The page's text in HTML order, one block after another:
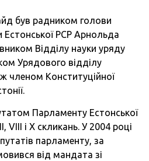
був радником голови
Естонської РСР Арнольда
Відділу науки уряду
Урядового відділу
членом Конституційної
Парламенту Естонської
VIII і X скликань. У 2004 році
парламенту, за
від мандата зі